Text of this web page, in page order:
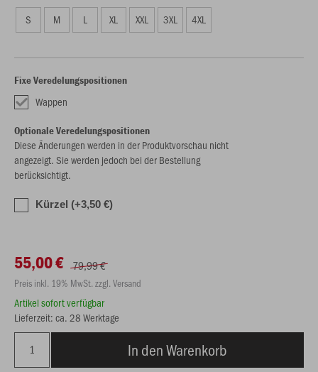
S M L XL XXL 3XL 4XL
Fixe Veredelungspositionen
Wappen
Optionale Veredelungspositionen
Diese Änderungen werden in der Produktvorschau nicht
angezeigt. Sie werden jedoch bei der Bestellung
berücksichtigt.
Kürzel (+3,50 €)
55,00 € 79,99 €
Preis inkl. 19% MwSt. zzgl. Versand
Artikel sofort verfügbar
Lieferzeit: ca. 28 Werktage
In den Warenkorb